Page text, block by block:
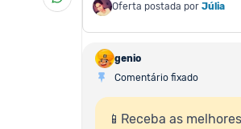
Oferta postada por Júlia
genio
Comentário fixado
📱Receba as